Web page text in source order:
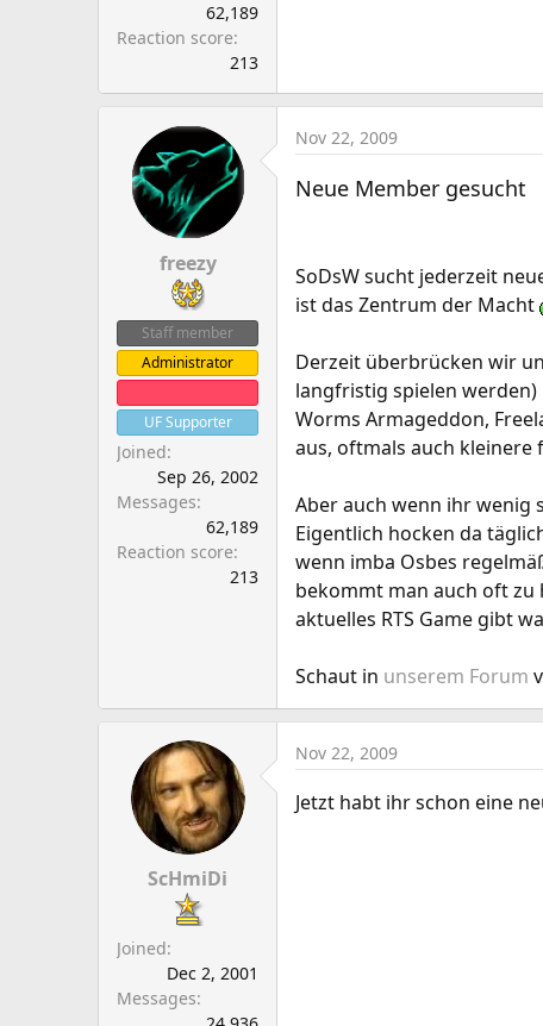
62,189
Reaction score
213
freezy
Staff member
Administrator
UF Supporter
Joined
Sep 26, 2002
Messages
62,189
Reaction score
213
Nov 22, 2009
Neue Member gesucht
SoDsW sucht jederzeit
ist das Zentrum der Macht
Derzeit überbrücken wir
langfristig spielen werden)
Worms Armageddon,
aus, oftmals auch kleinere
Aber auch wenn ihr wenig
Eigentlich hocken da
wenn imba Osbes
bekommt man auch oft zu
aktuelles RTS Game gibt
Schaut in unserem Forum
ScHmiDi
Joined
Dec 2, 2001
Messages
Nov 22, 2009
Jetzt habt ihr schon eine